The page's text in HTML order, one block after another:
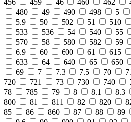
456
459 46 460 462
480
49 490 498 5
5.9
50 502 51 510
533
536 54 540 55
570
58 580 582 59
6.9
60 600 61 615
633
64 640 65 650
69
7 7.3 7.5 70 71
720
721 73 730 740
78
785 79 8 8.1 8.3
800
81 811 82 820
85
86 860 87 88 89